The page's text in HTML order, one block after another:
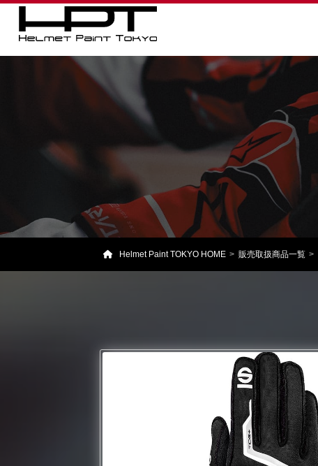
Helmet Paint TOKYO HOME 販売取扱商品一覧